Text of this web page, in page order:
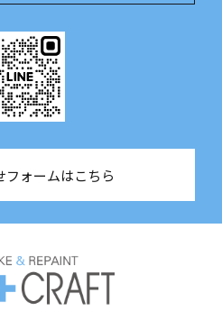
フォームはこちら